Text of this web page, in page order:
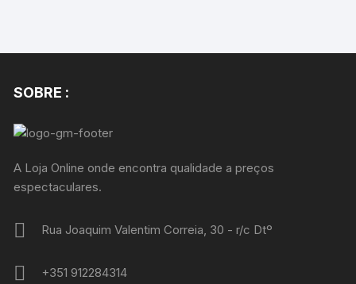
SOBRE :
A Loja Online onde encontra qualidade a preços
espectaculares.
Rua Joaquim Valentim Correia, 30 - r/c Dtº
+351 912284314